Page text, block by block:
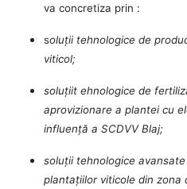
va concretiza prin :
soluții tehnologice de
viticol;
soluțiit ehnologice de
aprovizionare a plantei cu
influență a SCDVV Blaj;
soluții tehnologice
plantațiilor viticole din zona